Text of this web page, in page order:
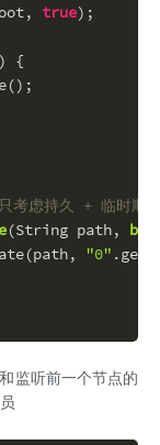
true);
{
考虑持久 + 临时顺
(String path,
"0"
监听前一个节点的